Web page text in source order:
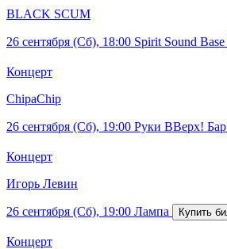
BLACK SCUM
26 сентября (Сб), 18:00 Spirit Sound Base
Концерт
ChipaChip
26 сентября (Сб), 19:00 Руки ВВерх! Бар
Концерт
Игорь Левин
26 сентября (Сб), 19:00 Лампа
Концерт